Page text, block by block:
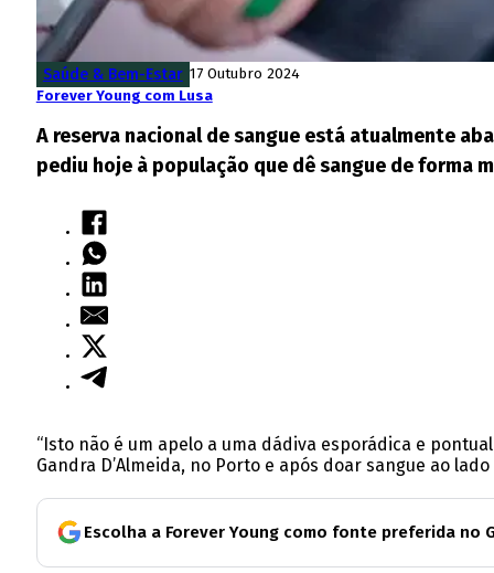
Saúde & Bem-Estar 17 Outubro 2024
Forever Young com Lusa
A reserva nacional de sangue está atualmente
pediu hoje à população que dê sangue de forma
“Isto não é um apelo a uma dádiva esporádica e
Gandra D’Almeida, no Porto e após doar sangue ao
Escolha a Forever Young como fonte preferida no